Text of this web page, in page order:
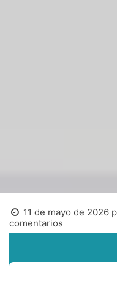
11 de mayo de 2026
comentarios